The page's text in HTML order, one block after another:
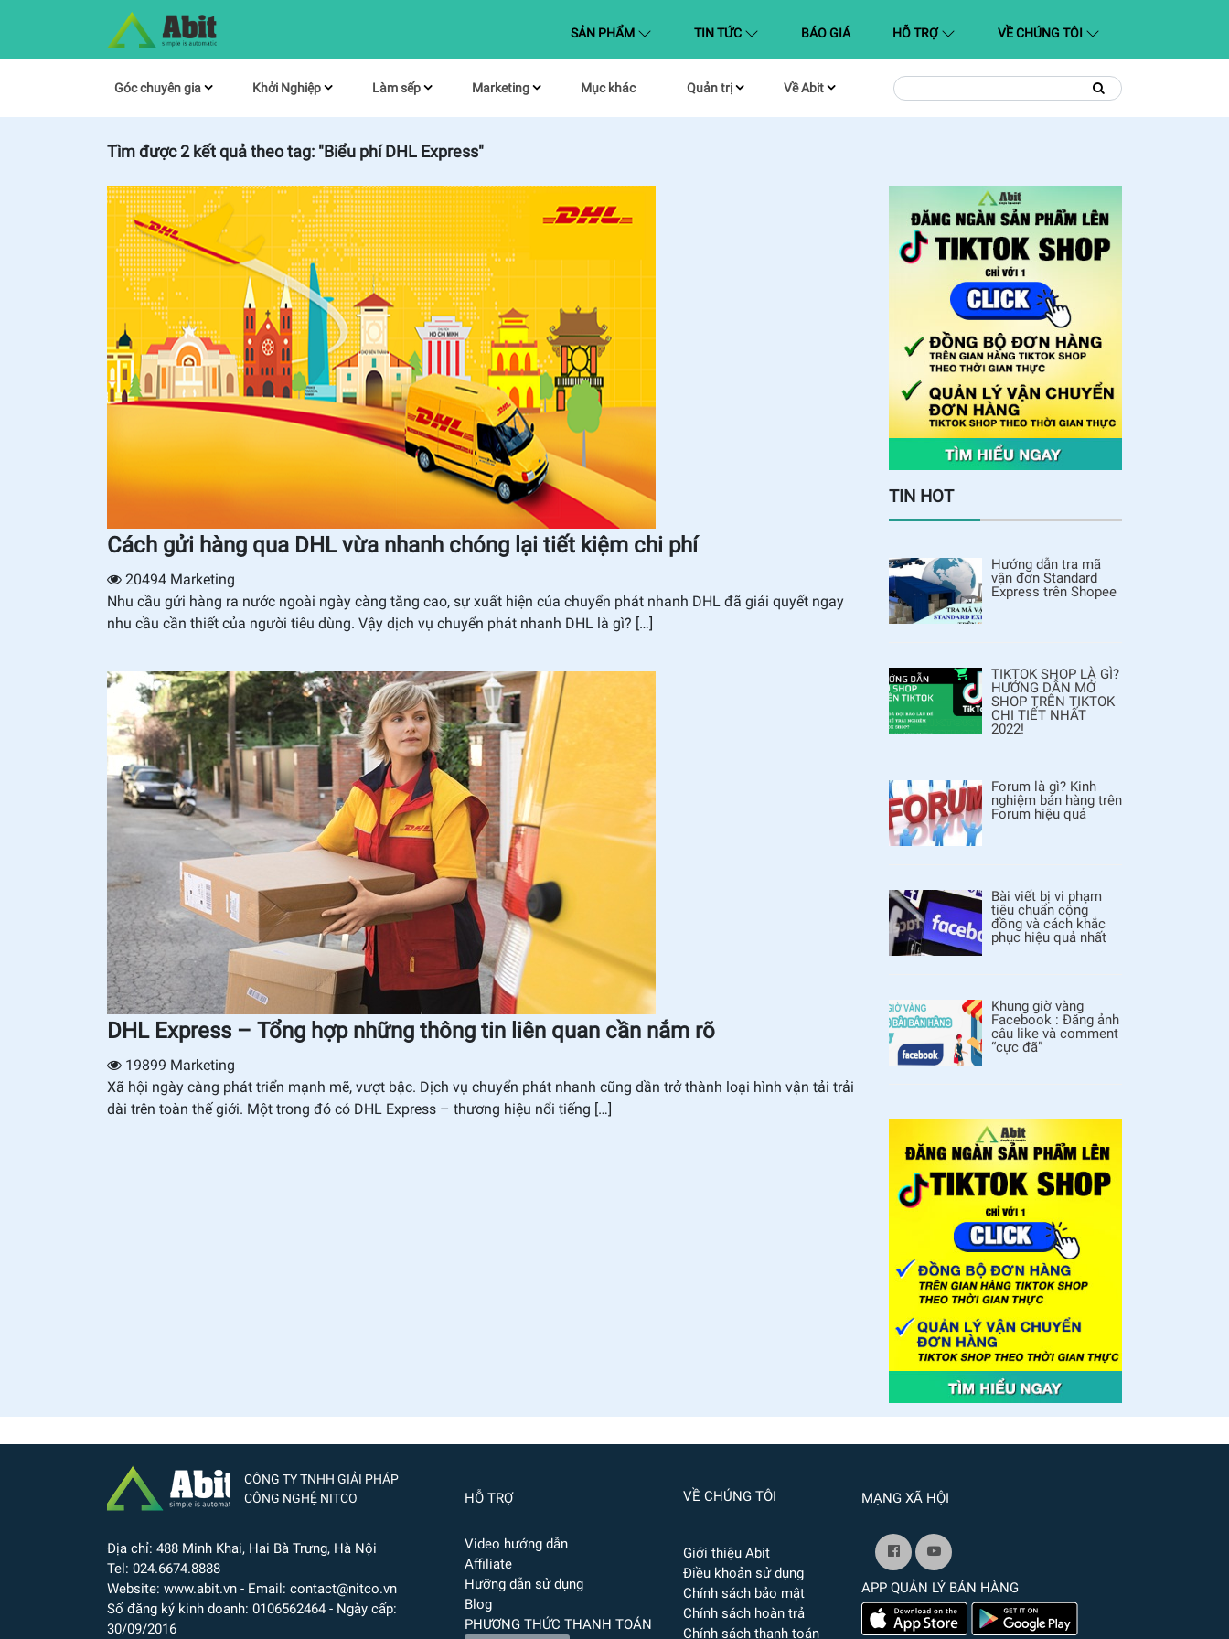
SẢN PHẨM (CURRENT)TIN TỨC BÁO GIÁ HỖ TRỢ VỀ CHÚNG TÔI
Góc chuyên gia Khởi Nghiệp Làm sếp Marketing Mục khác Quản trị Về Abit
Tìm
kiếm:
Tìm
kiếm
Tìm được2kết quả theo tag: "Biểu phí DHL Express"
Cách gửi hàng qua DHL vừa nhanh chóng lại tiết kiệm chi phí
20494 Marketing
Nhu cầu gửi hàng ra nước ngoài ngày càng tăng cao, sự xuất hiện của chuyển phát nhanh DHL đã giải quyết ngay
nhu cầu cần thiết của người tiêu dùng. Vậy dịch vụ chuyển phát nhanh DHL là gì? […]
DHL Express – Tổng hợp những thông tin liên quan cần nắm rõ
19899 Marketing
Xã hội ngày càng phát triển mạnh mẽ, vượt bậc. Dịch vụ chuyển phát nhanh cũng dần trở thành loại hình vận tải trải
dài trên toàn thế giới. Một trong đó có DHL Express – thương hiệu nổi tiếng […]
TIN HOT
Hướng dẫn tra mã
vận đơn Standard
Express trên Shopee
TIKTOK SHOP LÀ GÌ?
HƯỚNG DẪN MỞ
SHOP TRÊN TIKTOK
CHI TIẾT NHẤT
2022!
Forum là gì? Kinh
nghiệm bán hàng trên
Forum hiệu quả
Bài viết bị vi phạm
tiêu chuẩn cộng
đồng và cách khắc
phục hiệu quả nhất
Khung giờ vàng
Facebook : Đăng ảnh
câu like và comment
“cực đã”
CÔNG TY TNHH GIẢI PHÁP
CÔNG NGHỆ NITCO
Địa chỉ: 488 Minh Khai, Hai Bà Trưng, Hà Nội
Tel: 024.6674.8888
Website: www.abit.vn - Email: contact@nitco.vn
Số đăng ký kinh doanh: 0106562464 - Ngày cấp:
30/09/2016
HỖ TRỢ
Video hướng dẫn
Affiliate
Hưỡng dẫn sử dụng
Blog
PHƯƠNG THỨC THANH TOÁN
VỀ CHÚNG TÔI
Giới thiệu Abit
Điều khoản sử dụng
Chính sách bảo mật
Chính sách hoàn trả
Chính sách thanh toán
MẠNG XÃ HỘI
APP QUẢN LÝ BÁN HÀNG